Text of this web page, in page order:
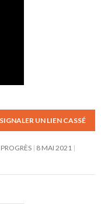
SIGNALER UN LIEN CASSÉ
8 MAI 2021